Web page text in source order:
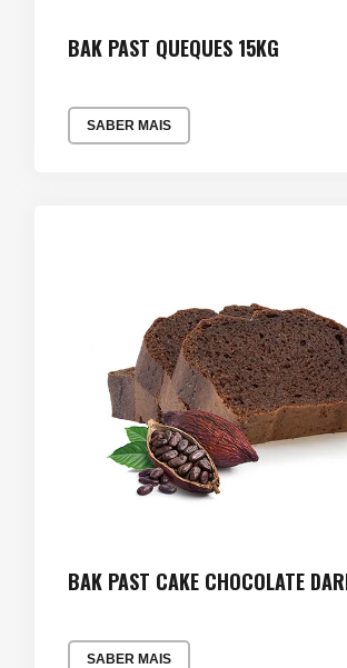
BAK PAST QUEQUES 15KG
SABER MAIS
BAK PAST CAKE CHOCOLATE
SABER MAIS